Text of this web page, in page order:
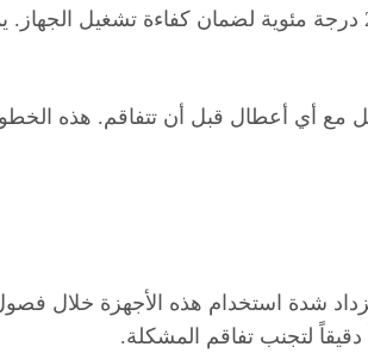
علاوة على ذلك، يُفضل ضبط درجات الحرارة بشكل ذكي. يُنصح بأن تكون درجة الحرارة بين 24-26
مع أي أعطال قبل أن تتفاقم. هذه
شدة استخدام هذه الأجهزة خلال فصول
لتجنب تفاقم المشكلة.